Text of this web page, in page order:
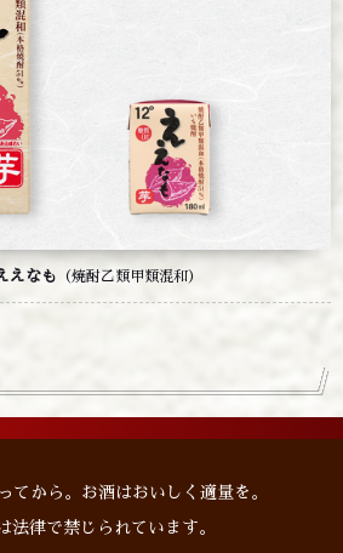
えなも （焼酎乙類甲類混和）
てから。お酒はおいしく適量を。
法律で禁じられています。